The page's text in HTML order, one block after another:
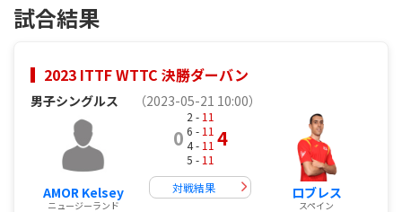
試合結果
2023 ITTF WTTC 決勝ダーバン
男子シングルス （2023-05-21 10:00）
AMOR Kelsey
ニュージーランド
0
2 - 11
6 - 11
4 - 11
5 - 11
4
対戦結果 ロブレス
スペイン